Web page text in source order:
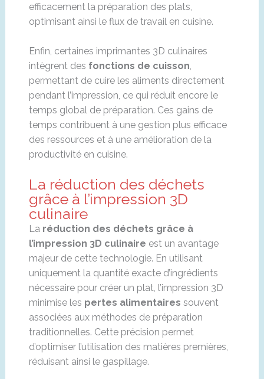
efficacement la préparation des plats,
optimisant ainsi le flux de travail en cuisine.
Enfin, certaines imprimantes 3D culinaires
intègrent des fonctions de cuisson,
permettant de cuire les aliments directement
pendant l’impression, ce qui réduit encore le
temps global de préparation. Ces gains de
temps contribuent à une gestion plus efficace
des ressources et à une amélioration de la
productivité en cuisine.
La réduction des déchets
grâce à l’impression 3D
culinaire
La réduction des déchets grâce à
l’impression 3D culinaire est un avantage
majeur de cette technologie. En utilisant
uniquement la quantité exacte d’ingrédients
nécessaire pour créer un plat, l’impression 3D
minimise les pertes alimentaires souvent
associées aux méthodes de préparation
traditionnelles. Cette précision permet
d’optimiser l’utilisation des matières premières,
réduisant ainsi le gaspillage.